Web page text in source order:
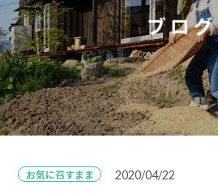
ブログ
お気に召すまま 2020/04/22